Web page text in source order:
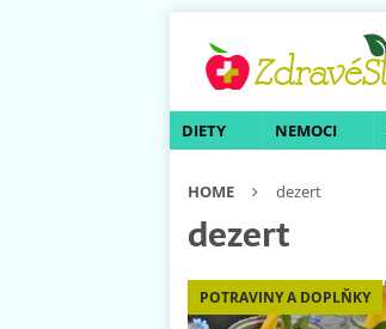
DIETY NEMOCI
HOME dezert
dezert
POTRAVINY A DOPLŇKY